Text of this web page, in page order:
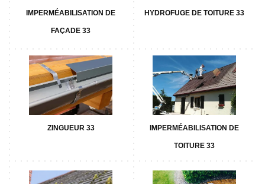
IMPERMÉABILISATION DE
FAÇADE 33
HYDROFUGE DE TOITURE 33
ZINGUEUR 33 IMPERMÉABILISATION DE
TOITURE 33